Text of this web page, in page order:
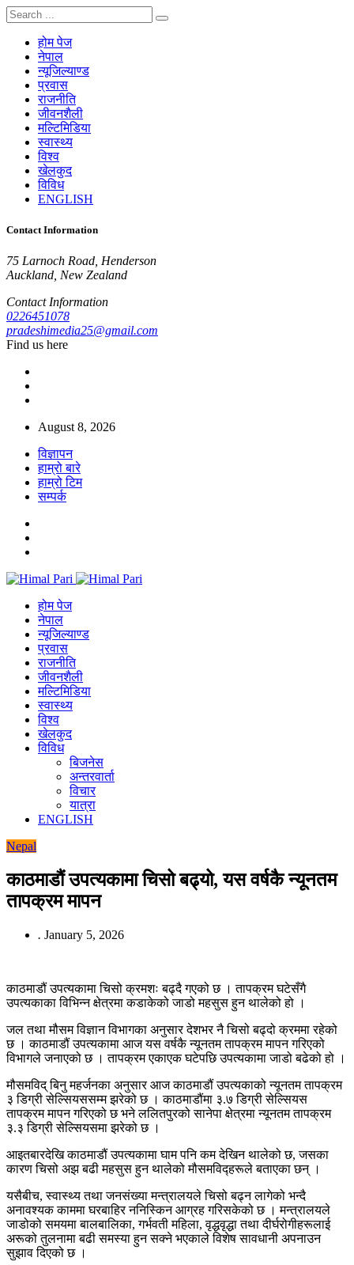
होम पेज
नेपाल
न्यूजिल्याण्ड
प्रवास
राजनीति
जीवनशैली
मल्टिमिडिया
स्वास्थ्य
विश्व
खेलकुद
विविध
ENGLISH
Contact Information
75 Larnoch Road, Henderson
Auckland, New Zealand
Contact Information
0226451078
pradeshimedia25@gmail.com
Find us here
August 8, 2026
विज्ञापन
हाम्रो बारे
हाम्रो टिम
सम्पर्क
होम पेज
नेपाल
न्यूजिल्याण्ड
प्रवास
राजनीति
जीवनशैली
मल्टिमिडिया
स्वास्थ्य
विश्व
खेलकुद
विविध
बिजनेस
अन्तरवार्ता
विचार
यात्रा
ENGLISH
Nepal
काठमाडौं उपत्यकामा चिसो बढ्यो, यस वर्षकै न्यूनतम
तापक्रम मापन
. January 5, 2026
काठमाडौं उपत्यकामा चिसो क्रमशः बढ्दै गएको छ । तापक्रम घटेसँगै
उपत्यकाका विभिन्न क्षेत्रमा कडाकेको जाडो महसुस हुन थालेको हो ।
जल तथा मौसम विज्ञान विभागका अनुसार देशभर नै चिसो बढ्दो क्रममा रहेको
छ । काठमाडौं उपत्यकामा आज यस वर्षकै न्यूनतम तापक्रम मापन गरिएको
विभागले जनाएको छ । तापक्रम एकाएक घटेपछि उपत्यकामा जाडो बढेको हो ।
मौसमविद् बिनु महर्जनका अनुसार आज काठमाडौं उपत्यकाको न्यूनतम तापक्रम
३ डिग्री सेल्सियससम्म झरेको छ । काठमाडौंमा ३.७ डिग्री सेल्सियस
तापक्रम मापन गरिएको छ भने ललितपुरको सानेपा क्षेत्रमा न्यूनतम तापक्रम
३.३ डिग्री सेल्सियसमा झरेको छ ।
आइतबारदेखि काठमाडौं उपत्यकामा घाम पनि कम देखिन थालेको छ, जसका
कारण चिसो अझ बढी महसुस हुन थालेको मौसमविद्हरूले बताएका छन् ।
यसैबीच, स्वास्थ्य तथा जनसंख्या मन्त्रालयले चिसो बढ्न लागेको भन्दै
अनावश्यक काममा घरबाहिर ननिस्किन आग्रह गरिसकेको छ । मन्त्रालयले
जाडोको समयमा बालबालिका, गर्भवती महिला, वृद्धवृद्धा तथा दीर्घरोगीहरूलाई
अरूको तुलनामा बढी समस्या हुन सक्ने भएकाले विशेष सावधानी अपनाउन
सुझाव दिएको छ ।